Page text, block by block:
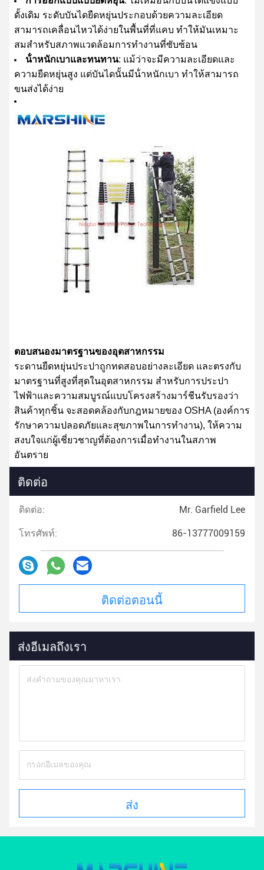
ดั้งเดิม ระดับบันไดยืดหยุ่นประกอบด้วยความละเอียด
สามารถเคลื่อนไหวได้ง่ายในพื้นที่ที่แคบ ทําให้มันเหมาะ
สมสําหรับสภาพแวดล้อมการทํางานที่ซับซ้อน
น้ําหนักเบาและทนทาน: แม้ว่าจะมีความละเอียดและ
ความยืดหยุ่นสูง แต่บันไดนั้นมีน้ําหนักเบา ทําให้สามารถ
ขนส่งได้ง่าย
ตอบสนองมาตรฐานของอุตสาหกรรม
ระดานยืดหยุ่นประปาถูกทดสอบอย่างละเอียด และตรงกับ
มาตรฐานที่สูงที่สุดในอุตสาหกรรม สําหรับการประปา
ไฟฟ้าและความสมบูรณ์แบบโครงสร้างมาร์ชีนรับรองว่า
สินค้าทุกชิ้น จะสอดคล้องกับกฎหมายของ OSHA (องค์การ
รักษาความปลอดภัยและสุขภาพในการทํางาน), ให้ความ
สงบใจแก่ผู้เชี่ยวชาญที่ต้องการเมื่อทํางานในสภาพ
อันตราย
ติดต่อ
ติดต่อ: Mr. Garfield Lee
โทรศัพท์: 86-13777009159
ติดต่อตอนนี้
ส่งอีเมลถึงเรา
ส่ง